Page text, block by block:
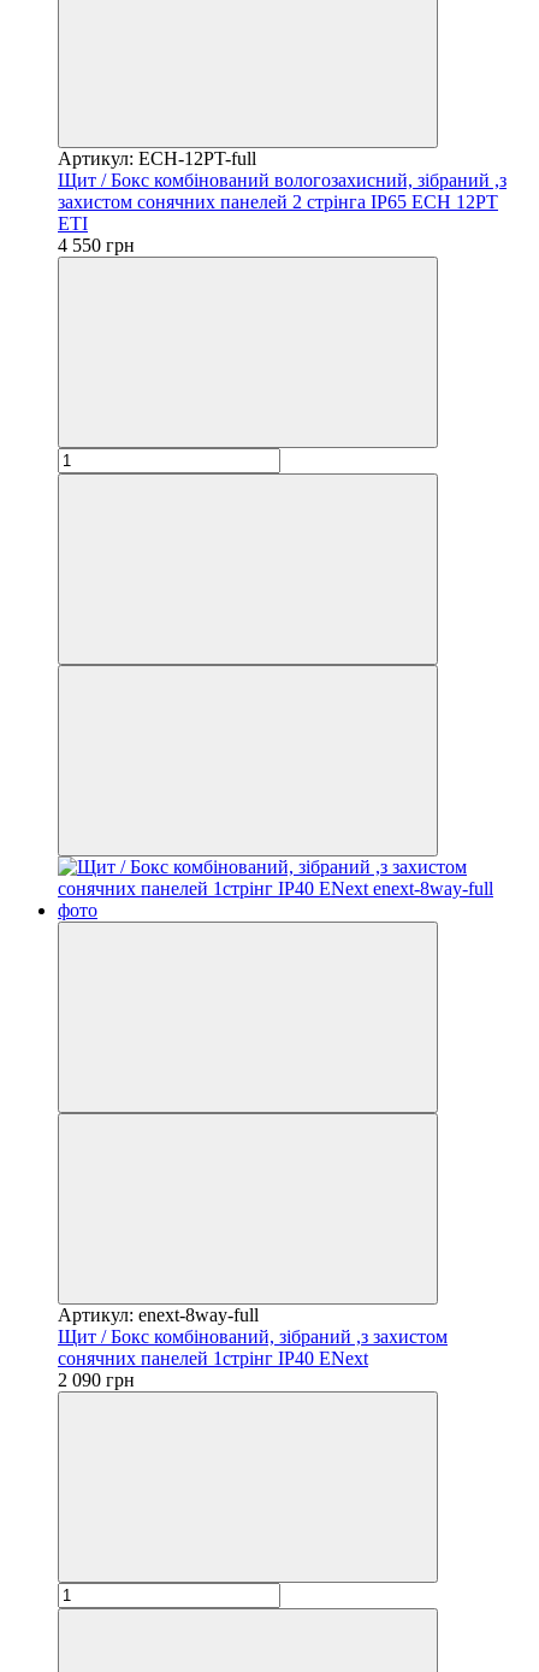
Артикул: ECH-12PT-full
Щит / Бокс комбінований вологозахисний, зібраний ,з
захистом сонячних панелей 2 стрінга IP65 ECH 12PT
ETI
4 550 грн
Артикул: enext-8way-full
Щит / Бокс комбінований, зібраний ,з захистом
сонячних панелей 1стрінг IP40 ENext
2 090 грн